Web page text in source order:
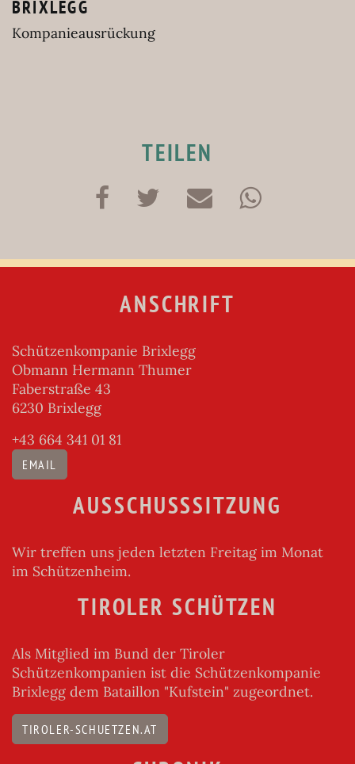
BRIXLEGG
Kompanieausrückung
TEILEN
ANSCHRIFT
Schützenkompanie Brixlegg
Obmann Hermann Thumer
Faberstraße 43
6230 Brixlegg
+43 664 341 01 81
EMAIL
AUSSCHUSSSITZUNG
Wir treffen uns jeden letzten Freitag im Monat
im Schützenheim.
TIROLER SCHÜTZEN
Als Mitglied im Bund der Tiroler
Schützenkompanien ist die Schützenkompanie
Brixlegg dem Bataillon "Kufstein" zugeordnet.
TIROLER-SCHUETZEN.AT